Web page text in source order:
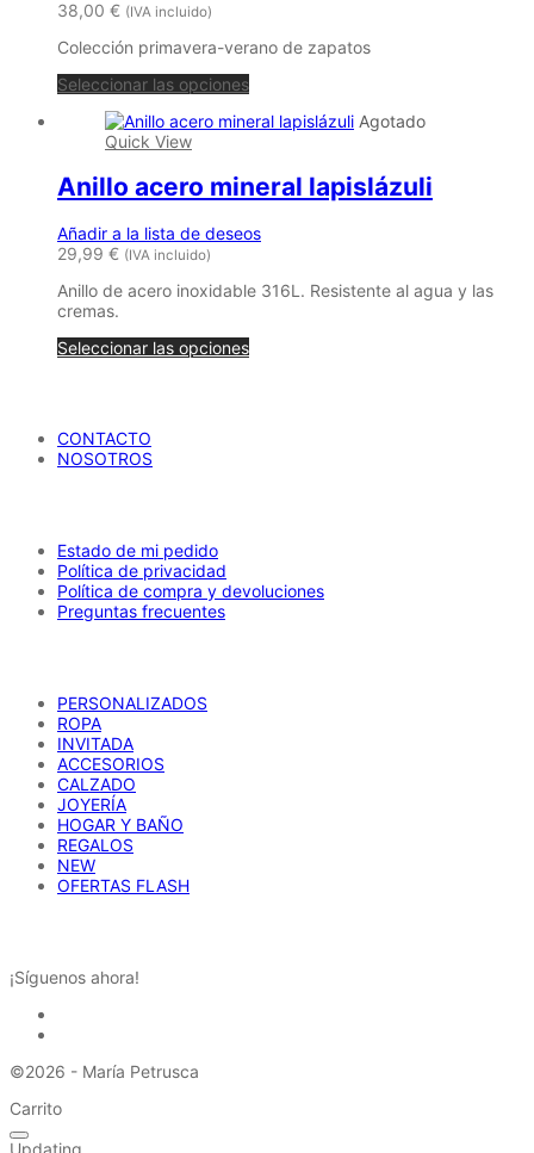
38,00 € (IVA incluido)
Colección primavera-verano de zapatos
Seleccionar las opcionesEste
tiene
Las
opciones
pueden
en
de
Agotado
Quick View
Anillo acero mineral lapislázuli
Añadir a la lista de deseos
29,99 € (IVA incluido)
Anillo de acero inoxidable 316L. Resistente al agua y las
cremas.
Seleccionar las opciones
CONTACTO
NOSOTROS
Estado de mi pedido
Política de privacidad
Política de compra y devoluciones
Preguntas frecuentes
PERSONALIZADOS
ROPA
INVITADA
ACCESORIOS
CALZADO
JOYERÍA
HOGAR Y BAÑO
REGALOS
NEW
OFERTAS FLASH
¡Síguenos ahora!
©2026 - María Petrusca
Carrito
Updating…